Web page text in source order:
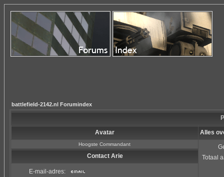
battlefield-2142.nl Forumindex
Avatar Alles
Hoogste Commandant
Totaal
Contact Arie
E-mail-adres: